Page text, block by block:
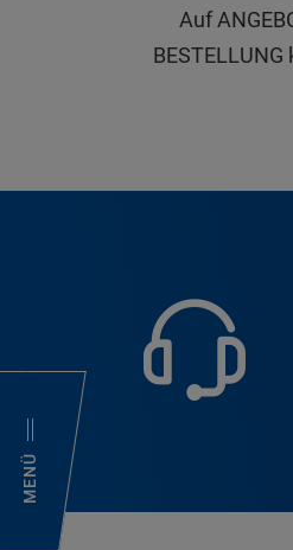
MENÜ
Auf
BESTELLUNG